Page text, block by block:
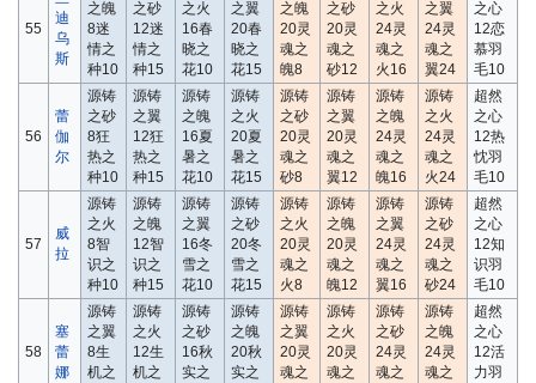
55
迪
乌
斯
之魄
8迷
情之
种10
之砂
12迷
情之
种15
之火
16春
晓之
花10
之翼
20春
晓之
花15
之魄
20灵
魂之
魄8
之砂
20灵
魂之
砂12
之火
24灵
魂之
火16
之翼
24灵
魂之
翼24
之心
12恋
慕羽
毛10
56
蕾
伽
尔
源铸
之砂
8狂
热之
种10
源铸
之翼
12狂
热之
种15
源铸
之魄
16夏
暑之
花10
源铸
之火
20夏
暑之
花15
源铸
之砂
20灵
魂之
砂8
源铸
之翼
20灵
魂之
翼12
源铸
之魄
24灵
魂之
魄16
源铸
之火
24灵
魂之
火24
超然
之心
12热
忱羽
毛10
57
威
拉
源铸
之火
8智
识之
种10
源铸
之魄
12智
识之
种15
源铸
之翼
16冬
雪之
花10
源铸
之砂
20冬
雪之
花15
源铸
之火
20灵
魂之
火8
源铸
之魄
20灵
魂之
魄12
源铸
之翼
24灵
魂之
翼16
源铸
之砂
24灵
魂之
砂24
超然
之心
12知
识羽
毛10
58
塞
蕾
娜
源铸
之翼
8生
机之
源铸
之火
12生
机之
源铸
之砂
16秋
实之
源铸
之魄
20秋
实之
源铸
之翼
20灵
魂之
源铸
之火
20灵
魂之
源铸
之砂
24灵
魂之
源铸
之魄
24灵
魂之
超然
之心
12活
力羽